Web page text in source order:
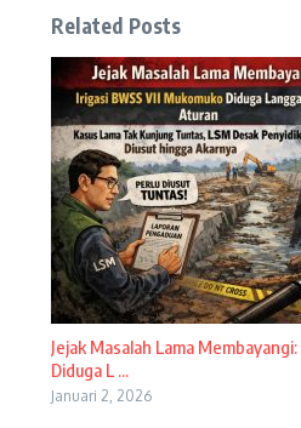
Related Posts
Jejak Masalah Lama
Diduga L ...
Januari 2, 2026